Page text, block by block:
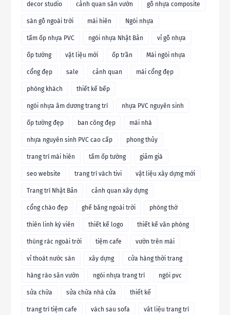
decor studio cảnh quan sân vườn gỗ nhựa composite
sàn gỗ ngoài trời mái hiên Ngói nhựa
tấm ốp nhựa PVC ngói nhựa Nhật Bản vỉ gỗ nhựa
ốp tường vật liệu mới ốp trần Mái ngói nhựa
cổng đẹp sale cảnh quan mái cổng đẹp
phòng khách thiết kế bếp
ngói nhựa âm dương trang trí nhựa PVC nguyên sinh
ốp tường đẹp ban công đẹp mái nhà
nhựa nguyên sinh PVC cao cấp phong thủy
trang trí mái hiên tấm ốp tường giảm giá
seo website trang trí vách tivi vật liệu xây dựng mới
Trang trí Nhật Bản cảnh quan xây dựng
cổng chào đẹp ghế băng ngoài trời phòng thờ
thiên linh kỳ viên thiết kế logo thiết kế văn phòng
thùng rác ngoài trời tiệm cafe vườn trên mái
vỉ thoát nước sàn xây dựng cửa hàng thời trang
hàng rào sân vườn ngói nhựa trang trí ngói pvc
sửa chữa sửa chữa nhà cửa thiết kế
trang trí tiệm cafe vách sau sofa vât liệu trang trí